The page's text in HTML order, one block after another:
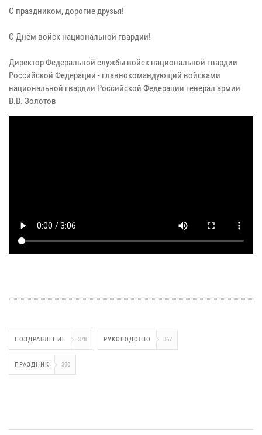
С праздником, дорогие друзья!
С Днём войск национальной гвардии!
Директор Федеральной службы войск национальной гвардии
Российской Федерации - главнокомандующий войсками
национальной гвардии Российской Федерации генерал армии
В.В. Золотов
ПОЗДРАВЛЕНИЕ 378 РУКОВОДСТВО 867
ПРАЗДНИК 390